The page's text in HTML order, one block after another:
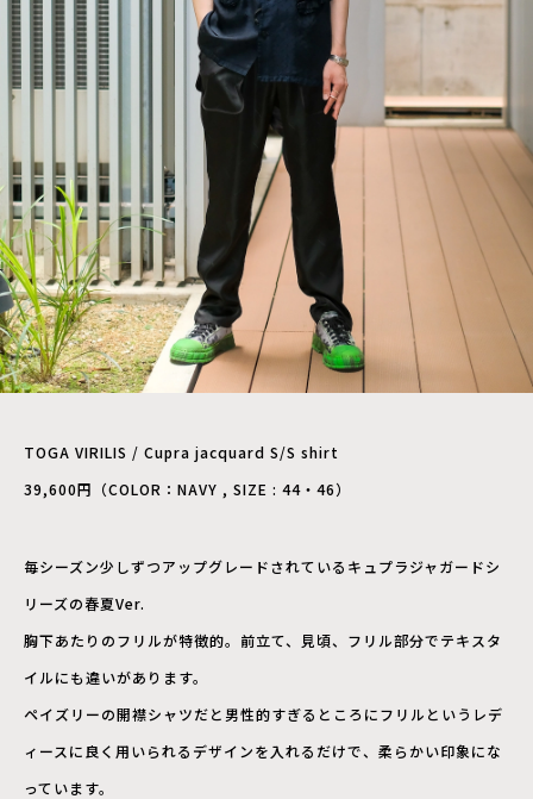
TOGA VIRILIS / Cupra jacquard S/S shirt
39,600円（COLOR：NAVY , SIZE : 44・46）
毎シーズン少しずつアップグレードされているキュプラジャガードシ
リーズの春夏Ver.
胸下あたりのフリルが特徴的。前立て、見頃、フリル部分でテキスタ
イルにも違いがあります。
ペイズリーの開襟シャツだと男性的すぎるところにフリルというレデ
ィースに良く用いられるデザインを入れるだけで、柔らかい印象にな
っています。